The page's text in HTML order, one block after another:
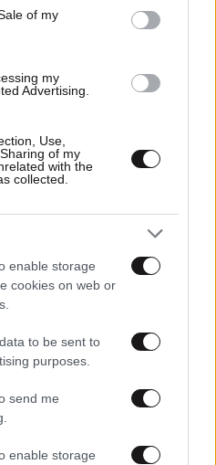
of my
my
Advertising.
Use,
of my
with the
collected.
enable storage
cookies on web or
to be sent to
purposes.
send me
enable storage
σε αγροτοδασικές